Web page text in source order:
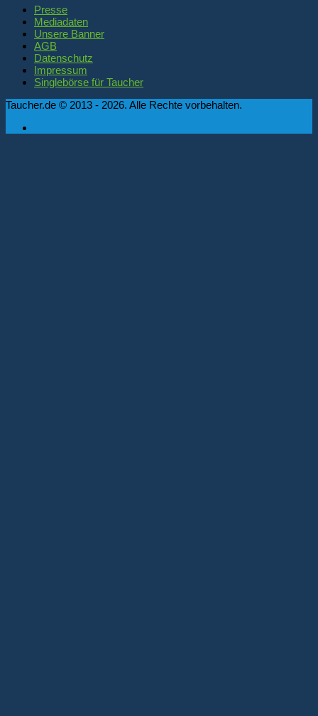
Presse
Mediadaten
Unsere Banner
AGB
Datenschutz
Impressum
Singlebörse für Taucher
Taucher.de © 2013 - 2026. Alle Rechte vorbehalten.